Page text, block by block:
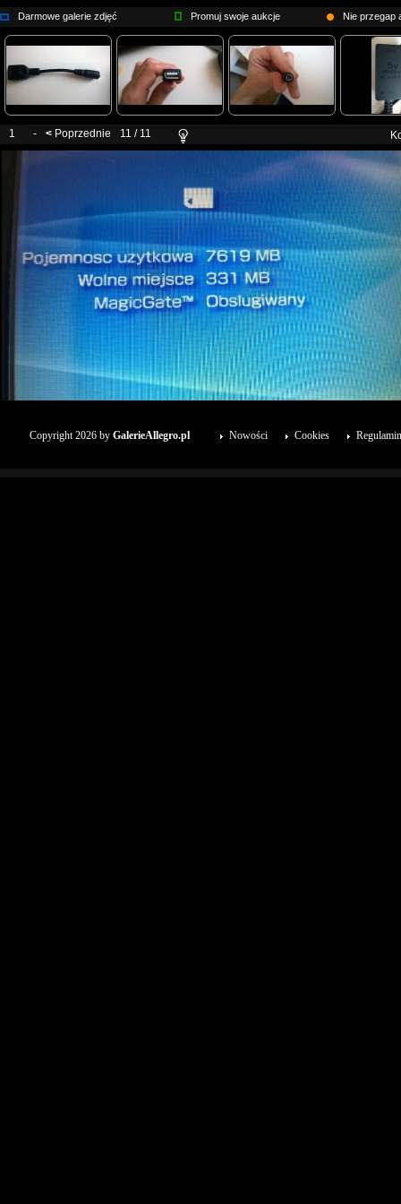
Darmowe galerie zdjęć Promuj swoje aukcje Nie przegap
1 - < Poprzednie 11 / 11
Copyright 2026 by GalerieAllegro.pl Regulamin
Cookies
Nowości